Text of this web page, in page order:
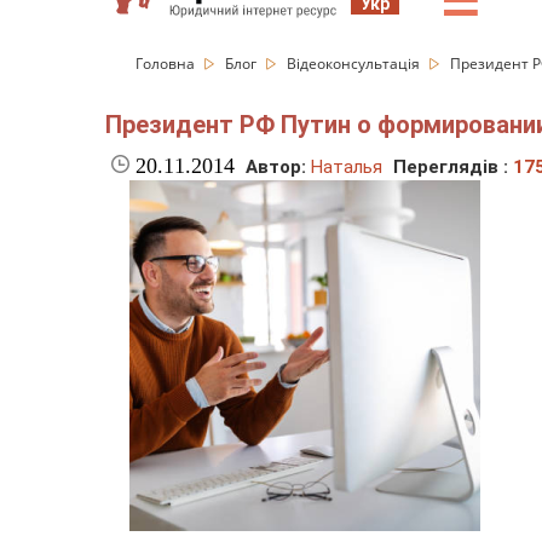
Головна Блог Відеоконсультація Президент
Президент РФ Путин о
20.11.2014 Автор: Наталья Переглядів :